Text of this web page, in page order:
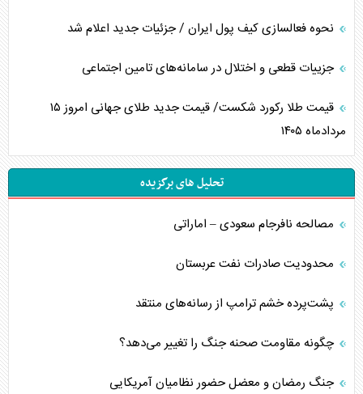
نحوه فعالسازی کیف پول ایران / جزئیات جدید اعلام شد
جزییات قطعی و اختلال در سامانه‌های تامین اجتماعی
قیمت طلا رکورد شکست/ قیمت جدید طلای جهانی امروز ۱۵
مردادماه ۱۴۰۵
تحلیل های برگزیده
مصالحه نافرجام سعودی – اماراتی
محدودیت صادرات نفت عربستان
پشت‌پرده خشم ترامپ از رسانه‌های منتقد
چگونه مقاومت صحنه جنگ را تغییر می‌دهد؟
جنگ رمضان و معضل حضور نظامیان آمریکایی